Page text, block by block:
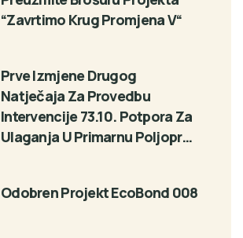
“Zavrtimo Krug Promjena V“
Prve Izmjene Drugog
Natječaja Za Provedbu
Intervencije 73.10. Potpora Za
Ulaganja U Primarnu Poljopr…
Odobren Projekt EcoBond 008